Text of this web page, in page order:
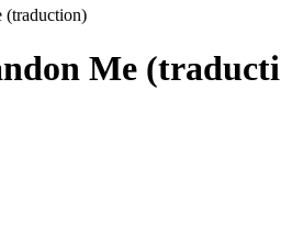
(traduction)
Me